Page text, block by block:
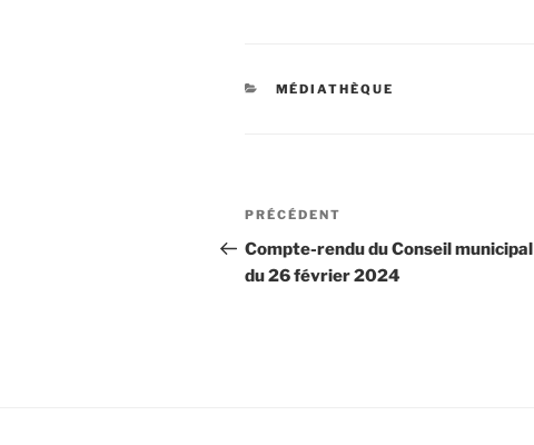
CATÉGORIES
MÉDIATHÈQUE
Navigation
de
l’article
Article
précédent
PRÉCÉDENT
Compte-rendu du Conseil municipal
du 26 février 2024